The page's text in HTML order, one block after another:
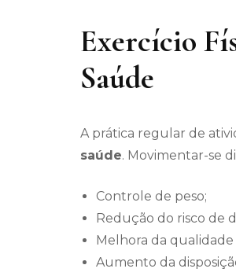
Exercício
Saúde
A prática regular de
saúde. Movimentar-se
Controle de peso;
Redução do risco de
Melhora da qualidade
Aumento da